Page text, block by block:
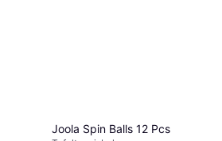
Joola Spin Balls 12 Pcs